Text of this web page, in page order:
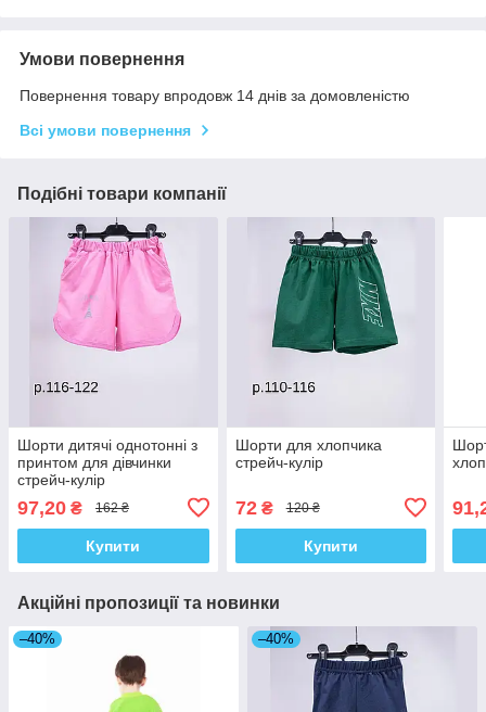
Умови повернення
Повернення товару впродовж 14 днів за домовленістю
Всі умови повернення
Подібні товари компанії
Шорти дитячі однотонні з
принтом для дівчинки
стрейч-кулір
97,20 ₴ 162 ₴
Купити
Шорти для хлопчика
стрейч-кулір
72₴ 120 ₴
Купити
Акційні пропозиції та новинки
–40% –40%